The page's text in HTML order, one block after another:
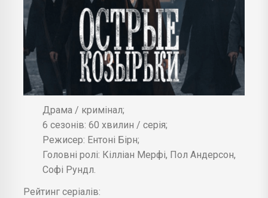
Драма / кримінал;
6 сезонів: 60 хвилин / серія;
Режисер: Ентоні Бірн;
Головні ролі: Кілліан Мерфі, Пол Андерсон,
Софі Рундл.
Рейтинг серіалів: